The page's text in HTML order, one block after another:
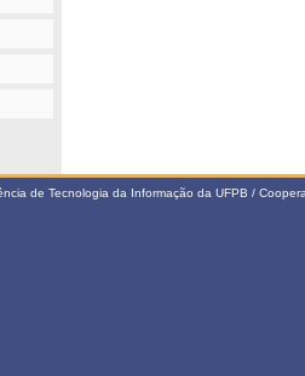
de Tecnologia da Informação da UFPB /